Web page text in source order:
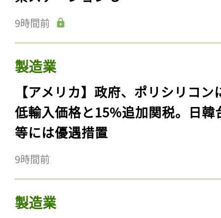
9時間前
製造業
【アメリカ】政府、ポリシリコン
低輸入価格と15%追加関税。日韓
等には優遇措置
9時間前
製造業